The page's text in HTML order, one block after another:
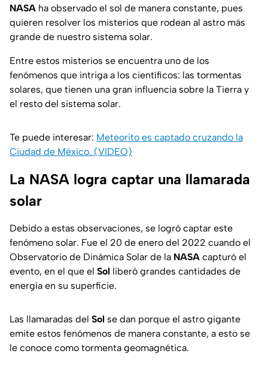
NASA ha observado el sol de manera constante, pues
quieren resolver los misterios que rodean al astro más
grande de nuestro sistema solar.
Entre estos misterios se encuentra uno de los
fenómenos que intriga a los científicos: las tormentas
solares, que tienen una gran influencia sobre la Tierra y
el resto del sistema solar.
Te puede interesar: Meteorito es captado cruzando la
Ciudad de México. (VIDEO)
La NASA logra captar una llamarada
solar
Debido a estas observaciones, se logró captar este
fenómeno solar. Fue el 20 de enero del 2022 cuando el
Observatorio de Dinámica Solar de la NASA capturó el
evento, en el que el Sol liberó grandes cantidades de
energía en su superficie.
Las llamaradas del Sol se dan porque el astro gigante
emite estos fenómenos de manera constante, a esto se
le conoce como tormenta geomagnética.